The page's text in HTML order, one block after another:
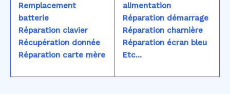
Remplacement
batterie
Réparation clavier
Récupération donnée
Réparation carte mère
alimentation
Réparation démarrage
Réparation charnière
Réparation écran bleu
Etc...